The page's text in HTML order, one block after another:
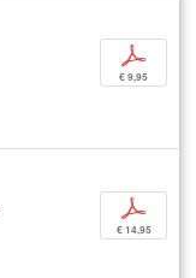
p
€ 9,95
p
€ 14,95